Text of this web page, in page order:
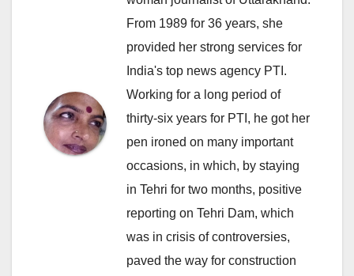
From 1989 for 36 years, she
provided her strong services for
India's top news agency PTI.
Working for a long period of
thirty-six years for PTI, he got her
pen ironed on many important
occasions, in which, by staying
in Tehri for two months, positive
reporting on Tehri Dam, which
was in crisis of controversies,
paved the way for construction